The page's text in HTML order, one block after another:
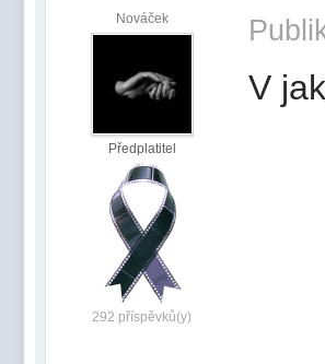
Nováček
Předplatitel
292 příspěvků(y)
V